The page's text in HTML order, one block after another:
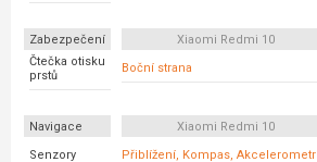
Zabezpečení Xiaomi Redmi 10
Čtečka otisku
prstů
Boční strana
Navigace Xiaomi Redmi 10
Senzory
Přiblížení, Kompas, Akcelerometr